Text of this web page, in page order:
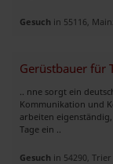
Gesuch in 55116,
Gerüstbauer für
.. nne sorgt ein
Kommunikation und
arbeiten
Tage ein ..
Gesuch in 54290, Trier